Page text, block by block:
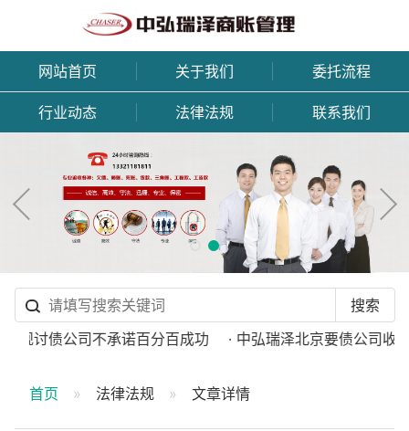
网站首页 关于我们 委托流程
行业动态 法律法规 联系我们
规讨债公司不承诺百分百成功 · 中弘瑞泽北京要债公司收费
首页 法律法规 文章详情